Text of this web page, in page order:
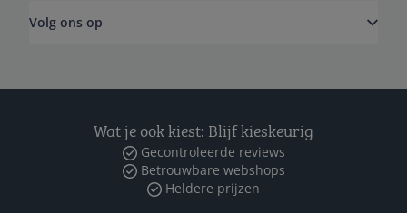
Volg ons op
Wat je ook kiest: Blijf kieskeurig
Gecontroleerde reviews
Betrouwbare webshops
Heldere prijzen